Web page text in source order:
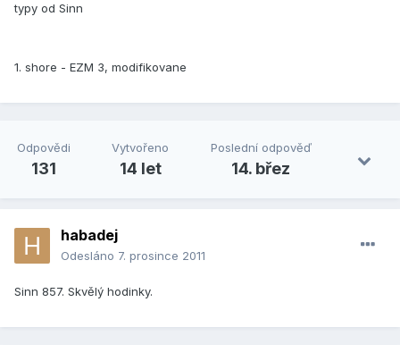
typy od Sinn
1. shore - EZM 3, modifikovane
Odpovědi
131
Vytvořeno
14 let
Poslední odpověď
14. břez
habadej
Odesláno 7. prosince 2011
Sinn 857. Skvělý hodinky.